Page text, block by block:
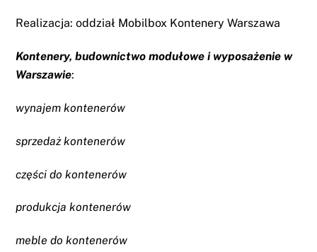
Realizacja: oddział Mobilbox Kontenery Warszawa
Kontenery, budownictwo modułowe i wyposażenie w
Warszawie:
wynajem kontenerów
sprzedaż kontenerów
części do kontenerów
produkcja kontenerów
meble do kontenerów